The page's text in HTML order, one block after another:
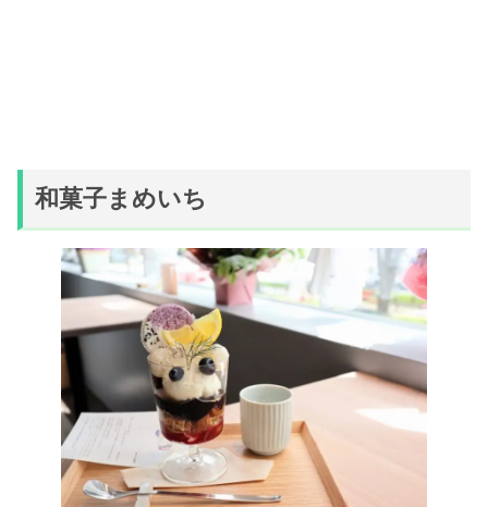
和菓子まめいち